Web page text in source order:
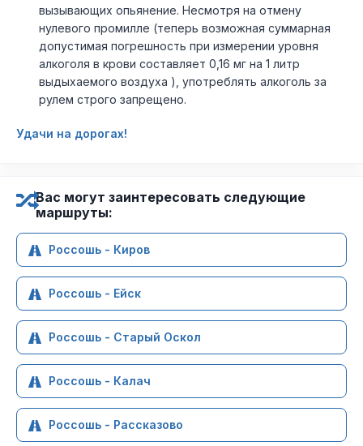
вызывающих опьянение. Несмотря на отмену
нулевого промилле (теперь возможная суммарная
допустимая погрешность при измерении уровня
алкоголя в крови составляет 0,16 мг на 1 литр
выдыхаемого воздуха ), употреблять алкоголь за
рулем строго запрещено.
Удачи на дорогах!
Вас могут заинтересовать следующие
маршруты:
Россошь - Киров
Россошь - Ейск
Россошь - Старый Оскол
Россошь - Калач
Россошь - Рассказово